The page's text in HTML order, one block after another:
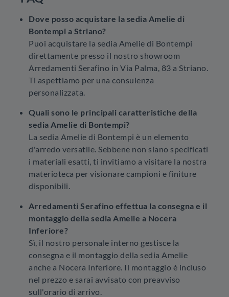
Dove posso acquistare la sedia Amelie di
Bontempi a Striano?
Puoi acquistare la sedia Amelie di Bontempi
direttamente presso il nostro showroom
Arredamenti Serafino in Via Palma, 83 a Striano.
Ti aspettiamo per una consulenza
personalizzata.
Quali sono le principali caratteristiche della
sedia Amelie di Bontempi?
La sedia Amelie di Bontempi è un elemento
d'arredo versatile. Sebbene non siano specificati
i materiali esatti, ti invitiamo a visitare la nostra
materioteca per visionare campioni e finiture
disponibili.
Arredamenti Serafino effettua la consegna e il
montaggio della sedia Amelie a Nocera
Inferiore?
Sì, il nostro personale interno gestisce la
consegna e il montaggio della sedia Amelie
anche a Nocera Inferiore. Il montaggio è incluso
nel prezzo e sarai avvisato con preavviso
sull'orario di arrivo.